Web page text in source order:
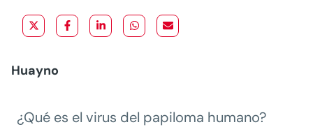
Huayno
¿Qué es el virus del papiloma humano?